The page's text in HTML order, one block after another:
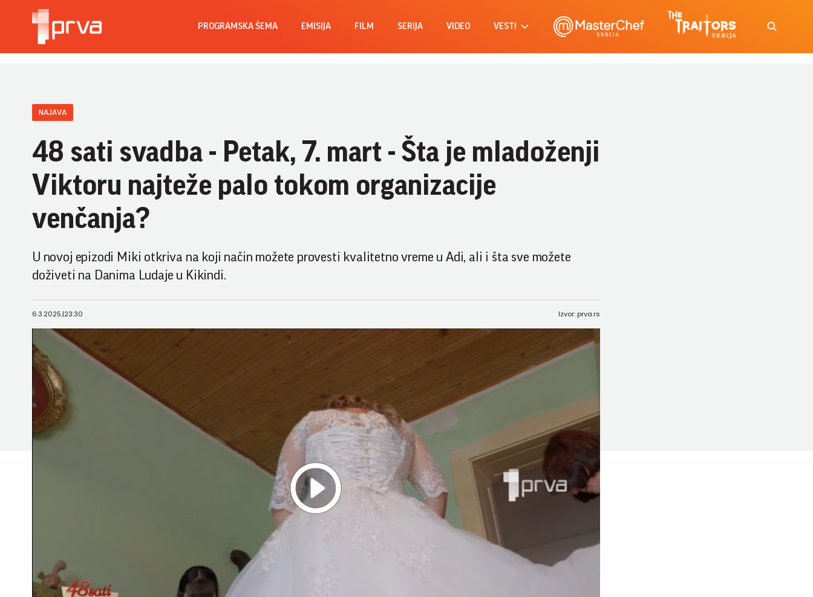
PROGRAMSKA ŠEMA EMISIJA FILM SERIJA VIDEO VESTI
NAJAVA
48 sati svadba - Petak, 7. mart - Šta je mladoženji
Viktoru najteže palo tokom organizacije
venčanja?
U novoj epizodi Miki otkriva na koji način možete provesti kvalitetno vreme u Adi, ali i šta sve možete
doživeti na Danima Ludaje u Kikindi.
Play
6.3.2025.|23:30 Izvor: prva.rs